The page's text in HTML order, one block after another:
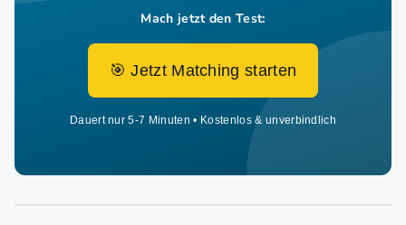
Mach jetzt den Test:
🎯 Jetzt Matching starten
Dauert nur 5-7 Minuten • Kostenlos & unverbindlich